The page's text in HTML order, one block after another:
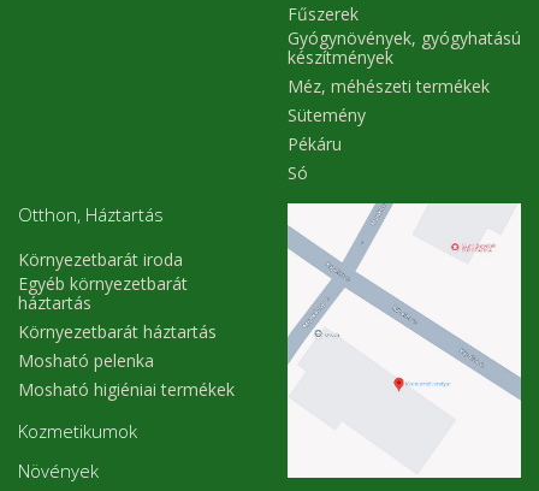
Fűszerek
Gyógynövények, gyógyhatású
készítmények
Méz, méhészeti termékek
Sütemény
Pékáru
Só
Otthon, Háztartás
Környezetbarát iroda
Egyéb környezetbarát
háztartás
Környezetbarát háztartás
Mosható pelenka
Mosható higiéniai termékek
Kozmetikumok
Növények